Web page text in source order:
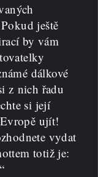
ještě
by vám
dálkové
z nich řadu
si její
ujít!
vydat
totiž je:
“